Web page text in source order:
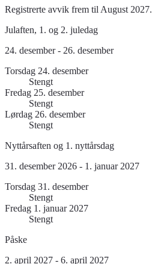
Registrerte avvik frem til August 2027.
Julaften, 1. og 2. juledag
24. desember - 26. desember
Torsdag 24. desember
Stengt
Fredag 25. desember
Stengt
Lørdag 26. desember
Stengt
Nyttårsaften og 1. nyttårsdag
31. desember 2026 - 1. januar 2027
Torsdag 31. desember
Stengt
Fredag 1. januar 2027
Stengt
Påske
2. april 2027 - 6. april 2027